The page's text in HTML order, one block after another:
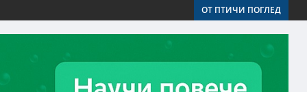
ОТ ПТИЧИ ПОГЛЕД